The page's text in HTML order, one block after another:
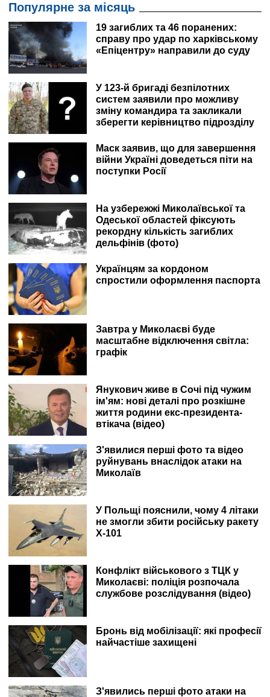
Популярне за місяць
19 загиблих та 46 поранених:
справу про удар по харківському
«Епіцентру» направили до суду
У 123-й бригаді безпілотних
систем заявили про можливу
зміну командира та закликали
зберегти керівництво підрозділу
Маск заявив, що для завершення
війни Україні доведеться піти на
поступки Росії
На узбережжі Миколаївської та
Одеської областей фіксують
рекордну кількість загиблих
дельфінів (фото)
Українцям за кордоном
спростили оформлення паспорта
Завтра у Миколаєві буде
масштабне відключення світла:
графік
Янукович живе в Сочі під чужим
ім'ям: нові деталі про розкішне
життя родини екс-президента-
втікача (відео)
З'явилися перші фото та відео
руйнувань внаслідок атаки на
Миколаїв
У Польщі пояснили, чому 4 літаки
не змогли збити російську ракету
Х-101
Конфлікт військового з ТЦК у
Миколаєві: поліція розпочала
службове розслідування (відео)
Бронь від мобілізації: які професії
найчастіше захищені
З'явились перші фото атаки на